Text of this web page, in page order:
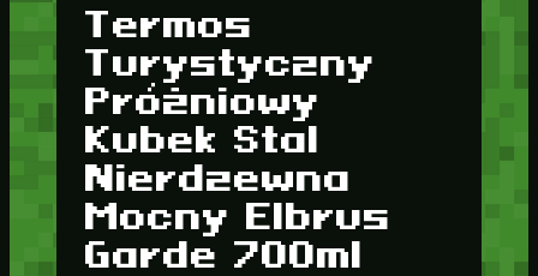
Termos
Turystyczny
Próżniowy
Kubek Stal
Nierdzewna
Mocny Elbrus
Garde 700ml